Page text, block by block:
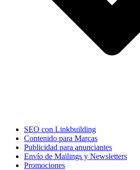
SEO con Linkbuilding
Contenido para Marcas
Publicidad para anunciantes
Envío de Mailings y Newsletters
Promociones